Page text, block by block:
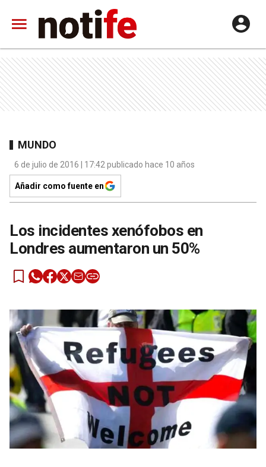
MUNDO
6 de julio de 2016 | 17:42 publicado hace 10 años
Añadir como fuente en
Los incidentes xenófobos en
Londres aumentaron un 50%